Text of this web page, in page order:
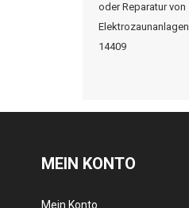
oder Reparatur von
Elektrozaunanlagen
14409
MEIN KONTO
Mein Konto